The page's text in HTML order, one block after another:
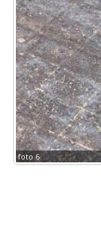
foto 6